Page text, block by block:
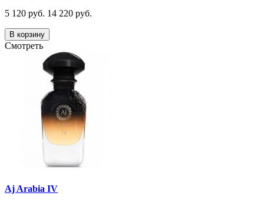
5 120 руб. 14 220 руб.
В корзину
Смотреть
Aj Arabia IV